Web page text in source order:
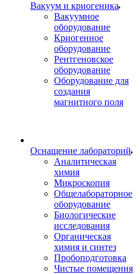
Вакуум и криогеника
Вакуумное
оборудование
Криогенное
оборудование
Рентгеновское
оборудование
Оборудование для
создания
магнитного поля
Оснащение лабораторий
Аналитическая
химия
Микроскопия
Общелабораторное
оборудование
Биологические
исследования
Органическая
химия и синтез
Пробоподготовка
Чистые помещения